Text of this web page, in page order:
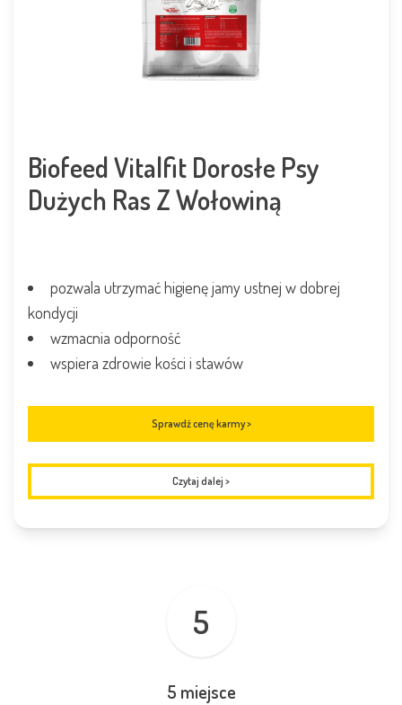
Biofeed Vitalfit Dorosłe Psy
Dużych Ras Z Wołowiną
pozwala utrzymać higienę jamy ustnej w dobrej
kondycji
wzmacnia odporność
wspiera zdrowie kości i stawów
Sprawdź cenę karmy >
Czytaj dalej >
5
5 miejsce